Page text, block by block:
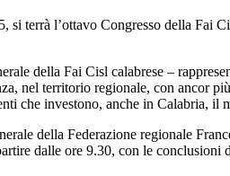
terrà l’ottavo Congresso della Fai
della Fai Cisl calabrese –
nel territorio regionale, con ancor
che investono, anche in Calabria, il
della Federazione regionale
dalle ore 9.30, con le conclusioni